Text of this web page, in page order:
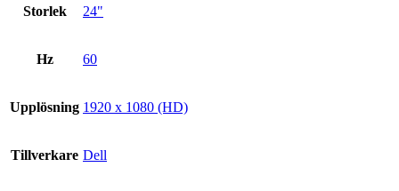
Storlek 24"
Hz 60
Upplösning 1920 x 1080 (HD)
Tillverkare Dell